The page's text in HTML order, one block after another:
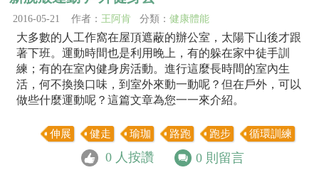
2016-05-21 作者： 王阿肯 分類： 健康體能
大多數的人工作窩在屋頂遮蔽的辦公室，太陽下山後才跟
著下班。運動時間也是利用晚上，有的躲在家中徒手訓
練；有的在室內健身房活動。進行這麼長時間的室內生
活，何不換換口味，到室外來動一動呢？但在戶外，可以
做些什麼運動呢？這篇文章為您一一來介紹。
伸展 健走 瑜珈 路跑 跑步 循環訓練
0 人按讚 0 則留言